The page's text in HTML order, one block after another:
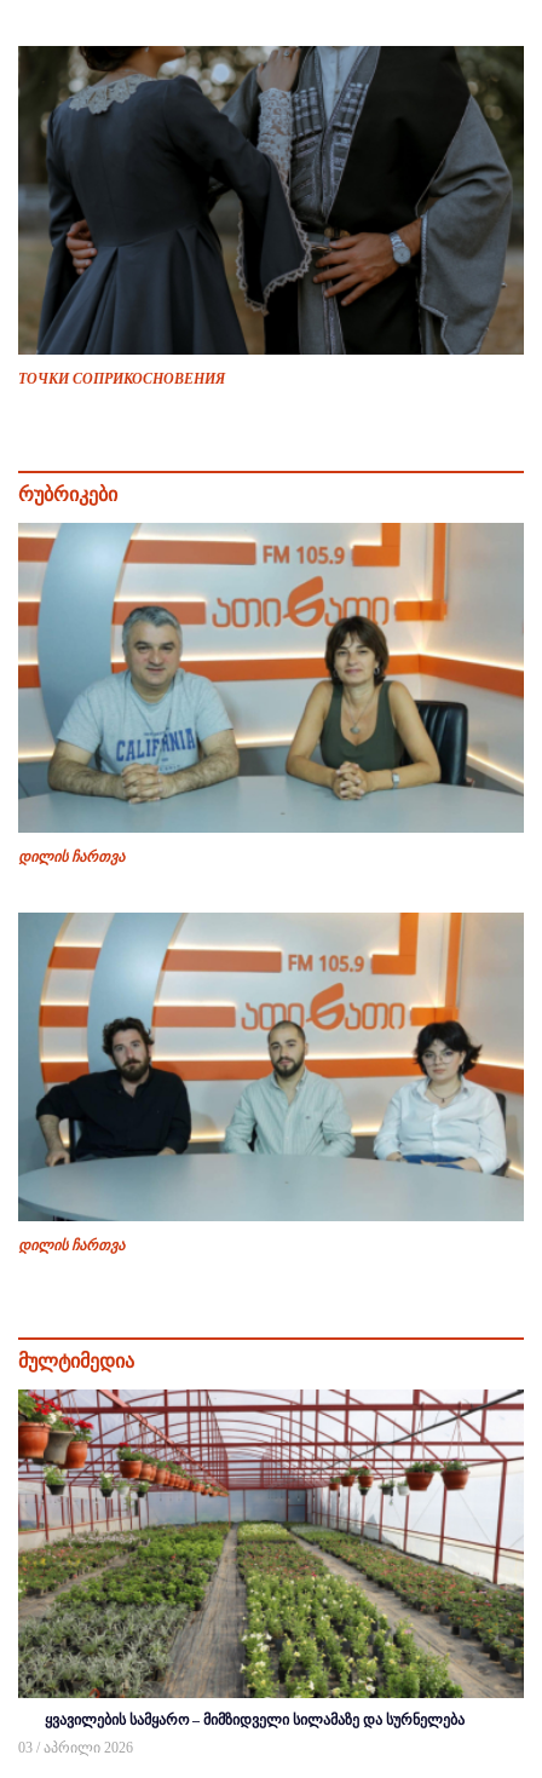
ТОЧКИ СОПРИКОСНОВЕНИЯ
რუბრიკები
დილის ჩართვა
დილის ჩართვა
მულტიმედია
ყვავილების სამყარო – მიმზიდველი სილამაზე და სურნელება
03 / აპრილი 2026